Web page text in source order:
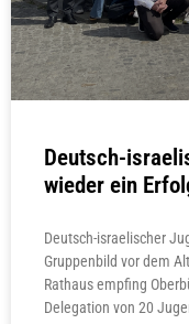
Deutsch-
wieder ein
Deutsch-israelischer
Gruppenbild vor dem
Rathaus empfing
Delegation von 20